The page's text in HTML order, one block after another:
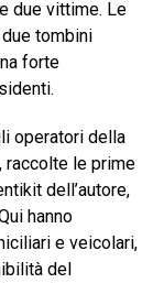
due vittime. Le
tombini
forte
operatori della
raccolte le prime
dell’autore,
hanno
e veicolari,
del